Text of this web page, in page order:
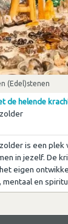
(Edel)stenen
de helende
is een
in jezelf. De
eigen
en